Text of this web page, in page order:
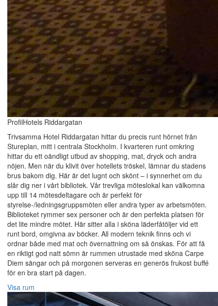
ProfilHotels Riddargatan
Trivsamma Hotel Riddargatan hittar du precis runt hörnet från
Stureplan, mitt i centrala Stockholm. I kvarteren runt omkring
hittar du ett oändligt utbud av shopping, mat, dryck och andra
nöjen. Men när du klivit över hotellets tröskel, lämnar du stadens
brus bakom dig. Här är det lugnt och skönt – i synnerhet om du
slår dig ner i vårt bibliotek. Vår trevliga möteslokal kan välkomna
upp till 14 mötesdeltagare och är perfekt för
styrelse-/ledningsgruppsmöten eller andra typer av arbetsmöten.
Biblioteket rymmer sex personer och är den perfekta platsen för
det lite mindre mötet. Här sitter alla i sköna läderfåtöljer vid ett
runt bord, omgivna av böcker. All modern teknik finns och vi
ordnar både med mat och övernattning om så önskas. För att få
en riktigt god natt sömn är rummen utrustade med sköna Carpe
Diem sängar och på morgonen serveras en generös frukost buffé
för en bra start på dagen.
Visa rum